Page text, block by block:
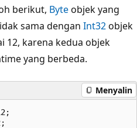
berikut, Byteobjek yang
sama dengan Int32objek
12, karena kedua objek
yang berbeda.
Menyalin